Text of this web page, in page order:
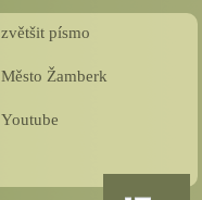
zvětšit písmo
Město Žamberk
Youtube